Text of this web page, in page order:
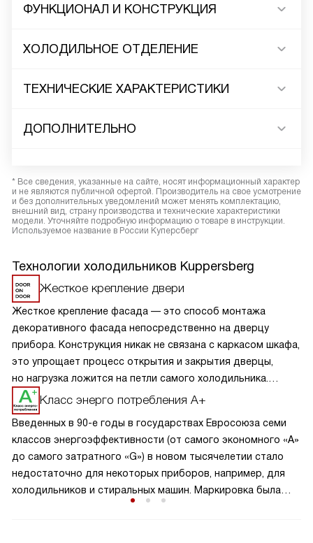
ФУНКЦИОНАЛ И КОНСТРУКЦИЯ
ХОЛОДИЛЬНОЕ ОТДЕЛЕНИЕ
ТЕХНИЧЕСКИЕ ХАРАКТЕРИСТИКИ
ДОПОЛНИТЕЛЬНО
* Все сведения, указанные на сайте, носят информационный характер
и не являются публичной офертой. Производитель на свое усмотрение
и без дополнительных уведомлений может менять комплектацию,
внешний вид, страну производства и технические характеристики
модели. Уточняйте подробную информацию о товаре в инструкции.
Используемое название в России Куперсберг
Технологии холодильников Kuppersberg
Жесткое крепление двери
Жесткое крепление фасада — это способ монтажа
декоративного фасада непосредственно на дверцу
прибора. Конструкция никак не связана с каркасом шкафа,
это упрощает процесс открытия и закрытия дверцы,
но нагрузка ложится на петли самого холодильника.
Поэтому рекомендуется не превышать вес фасада,
рекомендованный производителем. Для каждой модели
эти параметры зависят от площади дверцы и указаны
в инструкции.
Класс энерго потребления A+
Введенных в 90-е годы в государствах Евросоюза семи
классов энергоэффективности (от самого экономного «А»
до самого затратного «G») в новом тысячелетии стало
недостаточно для некоторых приборов, например, для
холодильников и стиральных машин. Маркировка была